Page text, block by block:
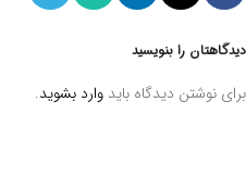
دیدگاهتان را بنویسید
برای نوشتن دیدگاه باید وارد بشوید.